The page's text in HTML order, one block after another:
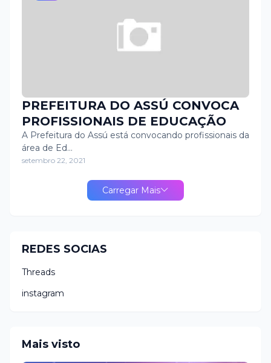
PREFEITURA DO ASSÚ CONVOCA
PROFISSIONAIS DE EDUCAÇÃO
A Prefeitura do Assú está convocando profissionais da
área de Ed…
setembro 22, 2021
Carregar Mais
REDES SOCIAS
Threads
instagram
Mais visto